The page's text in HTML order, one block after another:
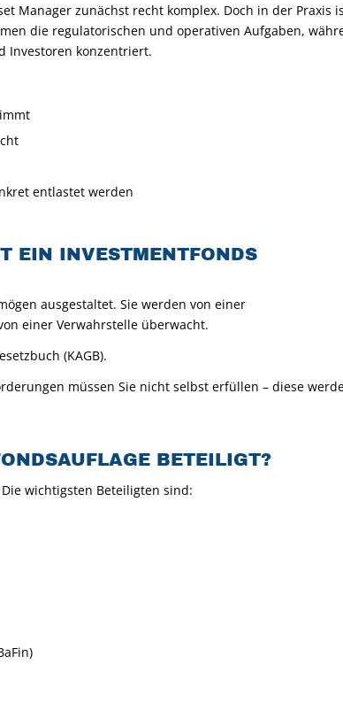
Manager zunächst recht komplex. Doch in der Praxis
die regulatorischen und operativen Aufgaben,
Investoren konzentriert.
entlastet werden
EIN INVESTMENTFONDS
ausgestaltet. Sie werden von einer
einer Verwahrstelle überwacht.
(KAGB).
müssen Sie nicht selbst erfüllen – diese
BETEILIGT?
wichtigsten Beteiligten sind: